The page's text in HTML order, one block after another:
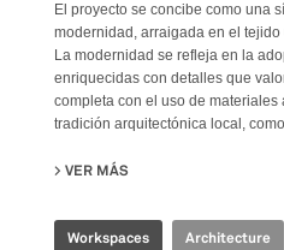
El proyecto se concibe como una
modernidad, arraigada en el
La modernidad se refleja en la
enriquecidas con detalles que
completa con el uso de
tradición arquitectónica local,
VER MÁS
Workspaces Architecture